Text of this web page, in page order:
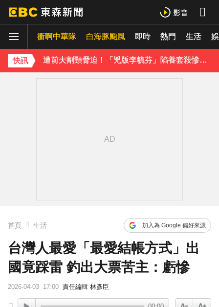
衝啊中華隊 白海豚颱風 即時 熱門 生活
快訊
48歲男星直播突亮刀自殘！「全裸滿身血」警急破門 家屬發聲曝現況
遭前夫割頸脅迫！「兇版李毓芬」陷養套殺慘賠2000萬 2度遇感情詐騙
首頁 生活 加入為 Google 偏好來源
台灣人最愛「最愛結帳方式」出
國竟踩雷 釣出大票苦主：虧慘
2026-04-03 17:00 責任編輯 林彥臣